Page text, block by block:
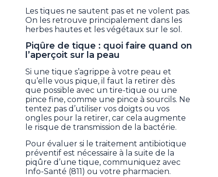
Les tiques ne sautent pas et ne volent pas.
On les retrouve principalement dans les
herbes hautes et les végétaux sur le sol.
Piqûre de tique : quoi faire quand on
l’aperçoit sur la peau
Si une tique s’agrippe à votre peau et
qu’elle vous pique, il faut la retirer dès
que possible avec un tire-tique ou une
pince fine, comme une pince à sourcils. Ne
tentez pas d’utiliser vos doigts ou vos
ongles pour la retirer, car cela augmente
le risque de transmission de la bactérie.
Pour évaluer si le traitement antibiotique
préventif est nécessaire à la suite de la
piqûre d’une tique, communiquez avec
Info-Santé (811) ou votre pharmacien.